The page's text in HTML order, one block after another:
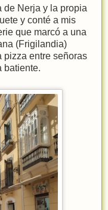
de Nerja y la propia
y conté a mis
que marcó a una
(Frigilandia)
pizza entre señoras
batiente.